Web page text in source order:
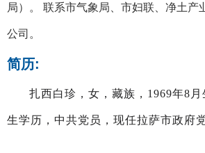
局）。 联系市气象局、市妇联、净土产
公司。
简历:
扎西白珍，女，藏族，1969年8
生学历，中共党员，现任拉萨市政府